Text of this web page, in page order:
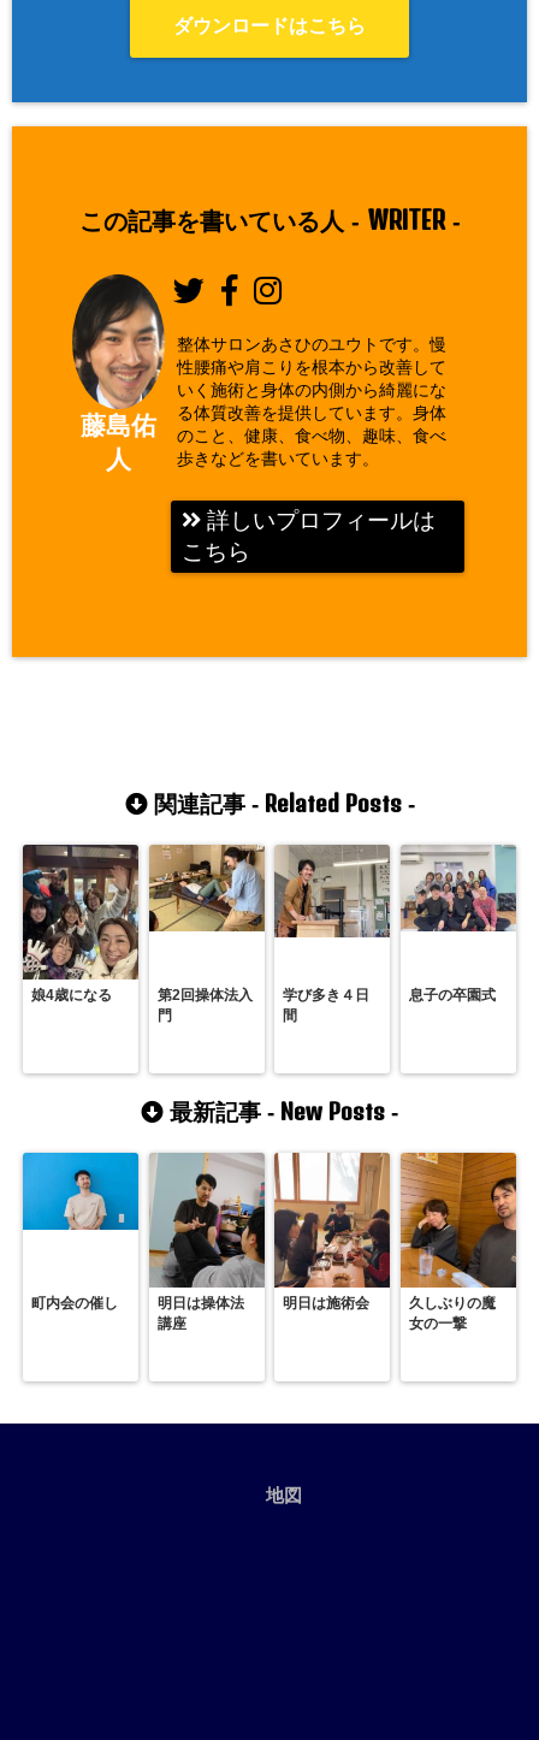
ダウンロードはこちら
この記事を書いている人 - WRITER-
藤島佑
人
整体サロンあさひのユウトです。慢
性腰痛や肩こりを根本から改善して
いく施術と身体の内側から綺麗にな
る体質改善を提供しています。身体
のこと、健康、食べ物、趣味、食べ
歩きなどを書いています。
詳しいプロフィールは
こちら
関連記事 - Related Posts-
娘4歳になる
第2回操体法入
門
学び多き４日
間
息子の卒園式
最新記事 - New Posts -
町内会の催し
明日は操体法
講座
明日は施術会
久しぶりの魔
女の一撃
地図